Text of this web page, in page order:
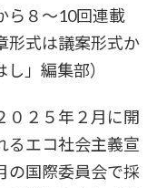
ら８～10回連載
形式は議案形式か
」編集部）
２５年２月に開
るエコ社会主義宣
の国際委員会で採